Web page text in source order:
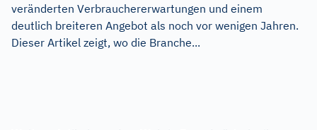
veränderten Verbrauchererwartungen und einem
deutlich breiteren Angebot als noch vor wenigen Jahren.
Dieser Artikel zeigt, wo die Branche...